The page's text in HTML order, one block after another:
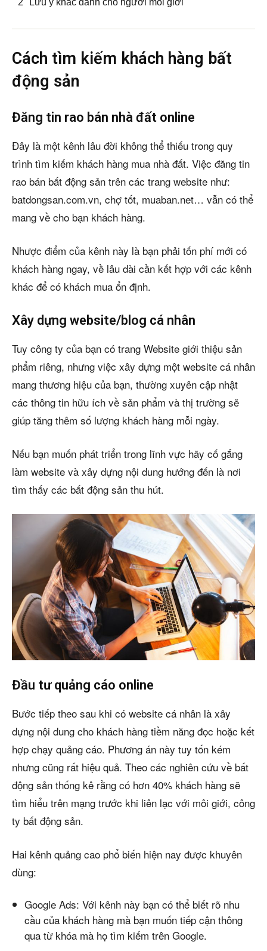
Lưu ý khác dành cho người môi giới
Cách tìm kiếm khách hàng bất
động sản
Đăng tin rao bán nhà đất online
Đây là một kênh lâu đời không thể thiếu trong quy
trình tìm kiếm khách hàng mua nhà đất. Việc đăng tin
rao bán bất động sản trên các trang website như:
batdongsan.com.vn, chợ tốt, muaban.net… vẫn có thể
mang về cho bạn khách hàng.
Nhược điểm của kênh này là bạn phải tốn phí mới có
khách hàng ngay, về lâu dài cần kết hợp với các kênh
khác để có khách mua ổn định.
Xây dựng website/blog cá nhân
Tuy công ty của bạn có trang Website giới thiệu sản
phẩm riêng, nhưng việc xây dựng một website cá nhân
mang thương hiệu của bạn, thường xuyên cập nhật
các thông tin hữu ích về sản phẩm và thị trường sẽ
giúp tăng thêm số lượng khách hàng mỗi ngày.
Nếu bạn muốn phát triển trong lĩnh vực hãy cố gắng
làm website và xây dựng nội dung hướng đến là nơi
tìm thấy các bất động sản thu hút.
Đầu tư quảng cáo online
Bước tiếp theo sau khi có website cá nhân là xây
dựng nội dung cho khách hàng tiềm năng đọc hoặc kết
hợp chạy quảng cáo. Phương án này tuy tốn kém
nhưng cũng rất hiệu quả. Theo các nghiên cứu về bất
động sản thống kê rằng có hơn 40% khách hàng sẽ
tìm hiểu trên mạng trước khi liên lạc với môi giới, công
ty bất động sản.
Hai kênh quảng cao phổ biến hiện nay được khuyên
dùng:
Google Ads: Với kênh này bạn có thể biết rõ nhu
cầu của khách hàng mà bạn muốn tiếp cận thông
qua từ khóa mà họ tìm kiếm trên Google.